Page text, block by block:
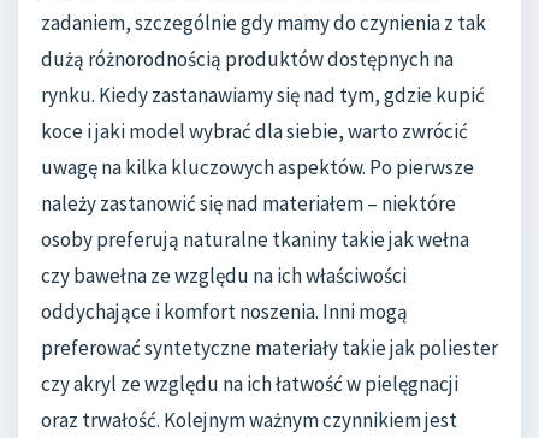
zadaniem, szczególnie gdy mamy do czynienia z tak
dużą różnorodnością produktów dostępnych na
rynku. Kiedy zastanawiamy się nad tym, gdzie kupić
koce i jaki model wybrać dla siebie, warto zwrócić
uwagę na kilka kluczowych aspektów. Po pierwsze
należy zastanowić się nad materiałem – niektóre
osoby preferują naturalne tkaniny takie jak wełna
czy bawełna ze względu na ich właściwości
oddychające i komfort noszenia. Inni mogą
preferować syntetyczne materiały takie jak poliester
czy akryl ze względu na ich łatwość w pielęgnacji
oraz trwałość. Kolejnym ważnym czynnikiem jest